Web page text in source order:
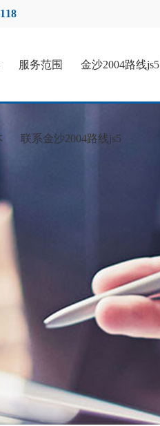
服务范围 金沙2004路线
联系金沙2004路线js5